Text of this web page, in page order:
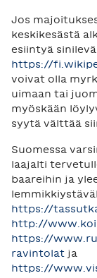
Jos
keskikesästä
esiintyä
https://
voivat olla
uimaan tai
myöskään
syytä välttää
Suomessa
laajalti
baareihin ja
https://
http://
https://
ravintolat ja
https://